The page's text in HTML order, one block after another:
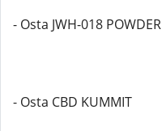
- Osta JWH-018 POWDER
- Osta CBD KUMMIT